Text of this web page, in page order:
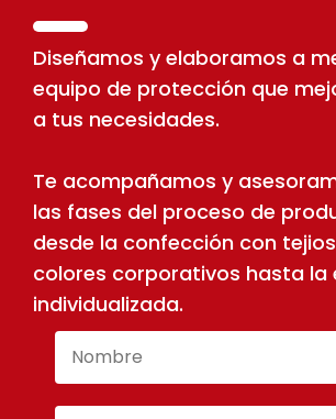
Diseñamos y elaboramos a
equipo de protección que
a tus necesidades.
Te acompañamos y
las fases del proceso de
desde la confección con
colores corporativos hasta la
individualizada.